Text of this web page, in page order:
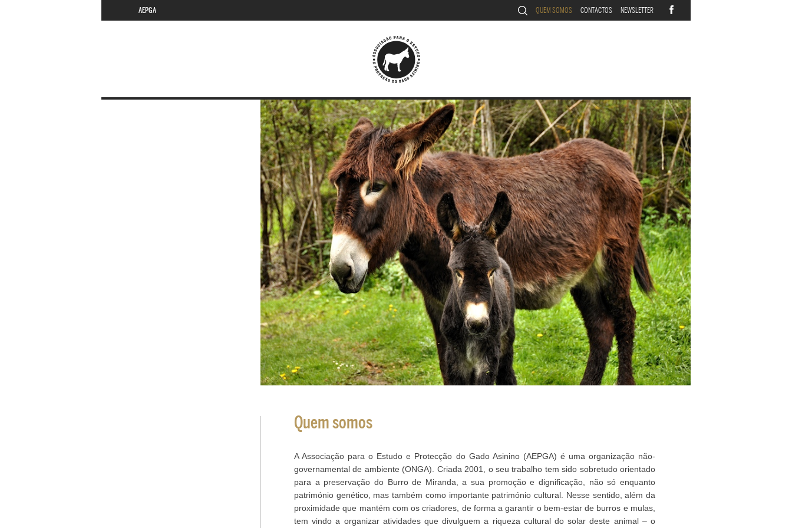
AEPGA QUEM SOMOS CONTACTOS NEWSLETTER
Quem somos
A Associação para o Estudo e Protecção do Gado Asinino (AEPGA) é uma organização não-
governamental de ambiente (ONGA). Criada 2001, o seu trabalho tem sido sobretudo orientado
para a preservação do Burro de Miranda, a sua promoção e dignificação, não só enquanto
património genético, mas também como importante património cultural. Nesse sentido, além da
proximidade que mantém com os criadores, de forma a garantir o bem-estar de burros e mulas,
tem vindo a organizar atividades que divulguem a riqueza cultural do solar deste animal – o